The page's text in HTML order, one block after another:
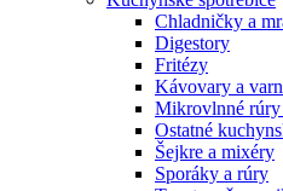
Chladničky a
Digestory
Fritézy
Kávovary a
Mikrovlnné rúry
Ostatné
Šejkre a mixéry
Sporáky a rúry